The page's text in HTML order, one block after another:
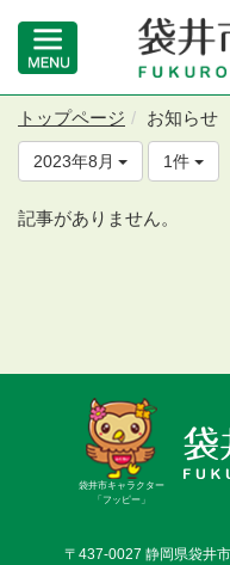
トップページ お知らせ
2023年8月 1件
記事がありません。
袋井市キャラクター
「フッピー」
〒437-0027 静岡県袋井